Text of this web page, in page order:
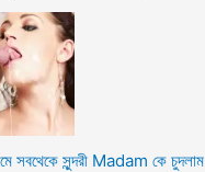
সবথেকে সুন্দরী Madam কে চুদলাম